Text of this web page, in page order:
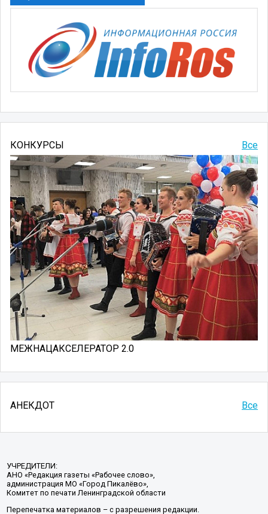
Все
КОНКУРСЫ
МЕЖНАЦАКСЕЛЕРАТОР 2.0
АНЕКДОТ Все
УЧРЕДИТЕЛИ:
АНО «Редакция газеты «Рабочее слово»,
администрация МО «Город Пикалёво»,
Комитет по печати Ленинградской области
Перепечатка материалов – с разрешения редакции.